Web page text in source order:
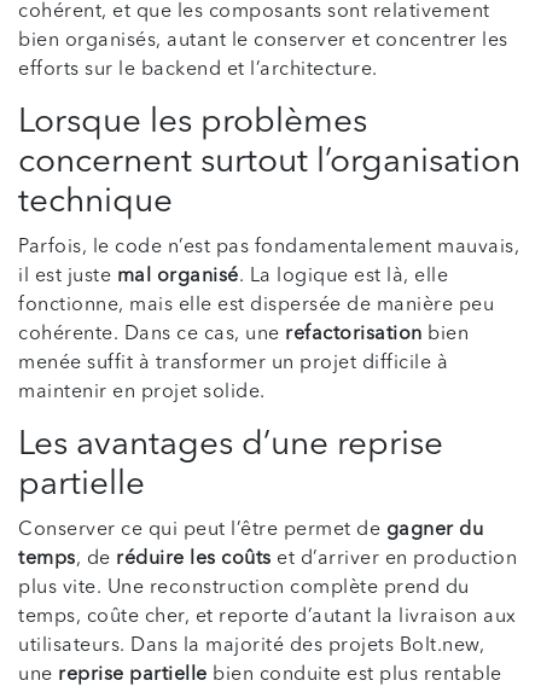
cohérent, et que les composants sont relativement
bien organisés, autant le conserver et concentrer les
efforts sur le backend et l’architecture.
Lorsque les problèmes
concernent surtout l’organisation
technique
Parfois, le code n’est pas fondamentalement mauvais,
il est juste mal organisé. La logique est là, elle
fonctionne, mais elle est dispersée de manière peu
cohérente. Dans ce cas, une refactorisation bien
menée suffit à transformer un projet difficile à
maintenir en projet solide.
Les avantages d’une reprise
partielle
Conserver ce qui peut l’être permet de gagner du
temps, de réduire les coûts et d’arriver en production
plus vite. Une reconstruction complète prend du
temps, coûte cher, et reporte d’autant la livraison aux
utilisateurs. Dans la majorité des projets Bolt.new,
une reprise partielle bien conduite est plus rentable